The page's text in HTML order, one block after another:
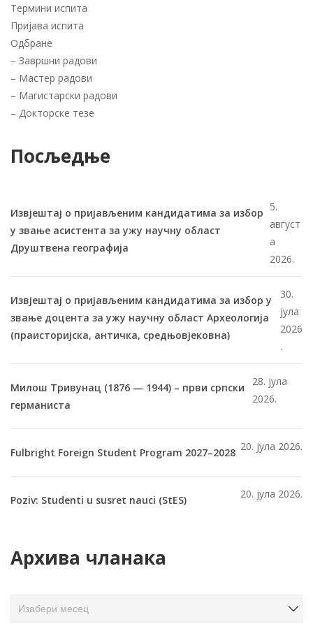
Термини испита
Пријава испита
Одбране
– Завршни радови
– Мастер радови
– Магистарски радови
– Докторске тезе
Посљедње
Извјештај о пријављеним кандидатима за избор
у звање асистента за ужу научну област
Друштвена географија
5.
август
а
2026.
Извјештај о пријављеним кандидатима за избор у
звање доцента за ужу научну област Археологија
(праисторијска, античка, средњовјековна)
30.
јула
2026
.
Милош Тривунац (1876 — 1944) – први српски
германиста
28. јула
2026.
Fulbright Foreign Student Program 2027–2028 20. јула 2026.
Poziv: Studenti u susret nauci (StES) 20. јула 2026.
Архива чланака